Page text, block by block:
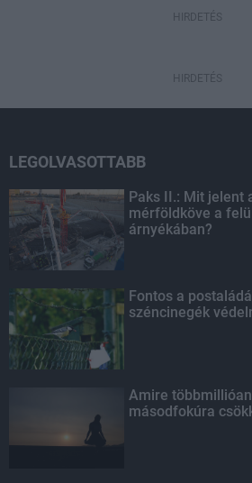
HIRDETÉS
HIRDETÉS
LEGOLVASOTTABB
Paks II.: Mit jelent
mérföldköve a
árnyékában?
Fontos a
széncinegék
Amire
másodfokúra